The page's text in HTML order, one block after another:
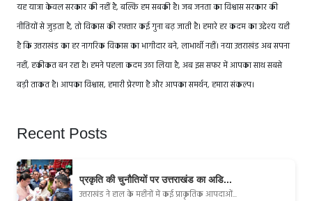
यह यात्रा केवल सरकार की नहीं है, बल्कि हम सबकी है। जब जनता का विश्वास सरकार की
नीतियों से जुड़ता है, तो विकास की रफ़्तार कई गुना बढ़ जाती है। हमारे हर कदम का उद्देश्य यही
है कि उत्तराखंड का हर नागरिक विकास का भागीदार बने, लाभार्थी नहीं। नया उत्तराखंड अब सपना
नहीं, हकीकत बन रहा है। हमने पहला कदम उठा लिया है, अब इस सफर में आपका साथ सबसे
बड़ी ताकत है। आपका विश्वास, हमारी प्रेरणा है और आपका समर्थन, हमारा संकल्प।
Recent Posts
प्रकृति की चुनौतियों पर उत्तराखंड का अडि...
उत्तराखंड ने हाल के महीनों में कई प्राकृतिक आपदाओं...